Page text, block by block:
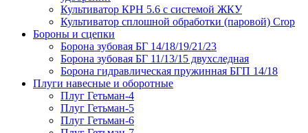
Культиватор КРН 5.6 с системой ЖКУ
Культиватор сплошной обработки (паровой) Crop
Бороны и сцепки
Борона зубовая БГ 14/18/19/21/23
Борона зубовая БГ 11/13/15 двухследная
Борона гидравлическая пружинная БГП 14/18
Плуги навесные и оборотные
Плуг Гетьман-4
Плуг Гетьман-5
Плуг Гетьман-6